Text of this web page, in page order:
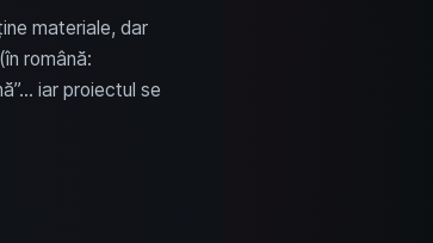
materiale, dar
română:
iar proiectul se